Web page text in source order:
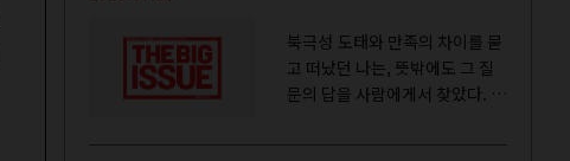
북극성 도태와 만족의 차이를 묻
고 떠났던 나는, 뜻밖에도 그 질
문의 답을 사람에게서 찾았다. 내